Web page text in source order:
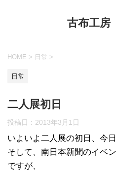
古布工
HOME > 日常 >
日常
二人展初日
投稿日： 2013年3月1日
いよいよ二人展の初日、今
そして、南日本新聞のイベ
ですが、